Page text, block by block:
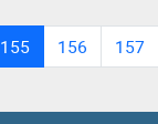
155 156 157